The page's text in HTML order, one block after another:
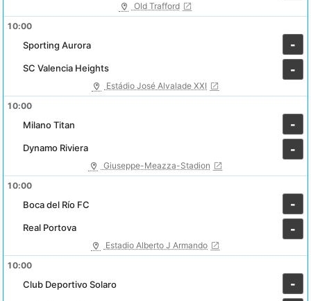
Old Trafford
10:00
Sporting Aurora
-
-
SC Valencia Heights
Estádio José Alvalade XXI
10:00
Milano Titan
-
-
Dynamo Riviera
Giuseppe-Meazza-Stadion
10:00
Boca del Río FC
-
-
Real Portova
Estadio Alberto J Armando
10:00
Club Deportivo Solaro
-